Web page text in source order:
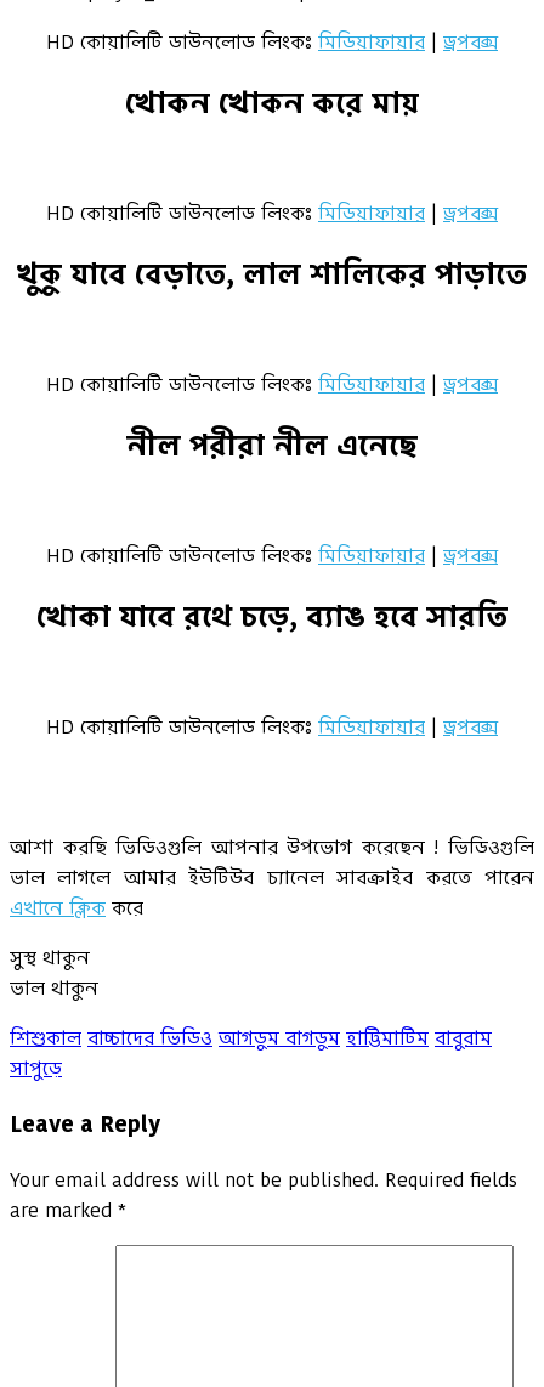
HD কোয়ালিটি ডাউনলোড লিংকঃ মিডিয়াফায়ার | ড্রপবক্স
খোকন খোকন করে মায়
HD কোয়ালিটি ডাউনলোড লিংকঃ মিডিয়াফায়ার | ড্রপবক্স
খুকু যাবে বেড়াতে, লাল শালিকের পাড়াতে
HD কোয়ালিটি ডাউনলোড লিংকঃ মিডিয়াফায়ার | ড্রপবক্স
নীল পরীরা নীল এনেছে
HD কোয়ালিটি ডাউনলোড লিংকঃ মিডিয়াফায়ার | ড্রপবক্স
খোকা যাবে রথে চড়ে, ব্যাঙ হবে সারতি
HD কোয়ালিটি ডাউনলোড লিংকঃ মিডিয়াফায়ার | ড্রপবক্স
আশা করছি ভিডিওগুলি আপনার উপভোগ করেছেন ! ভিডিওগুলি
ভাল লাগলে আমার ইউটিউব চ্যানেল সাবক্রাইব করতে পারেন
এখানে ক্লিক করে
সুস্থ থাকুন
ভাল থাকুন
শিশুকাল বাচ্চাদের ভিডিও আগডুম বাগডুম হাট্টিমাটিম বাবুরাম
সাপুড়ে
Leave a Reply
Your email address will not be published. Required fields
are marked *